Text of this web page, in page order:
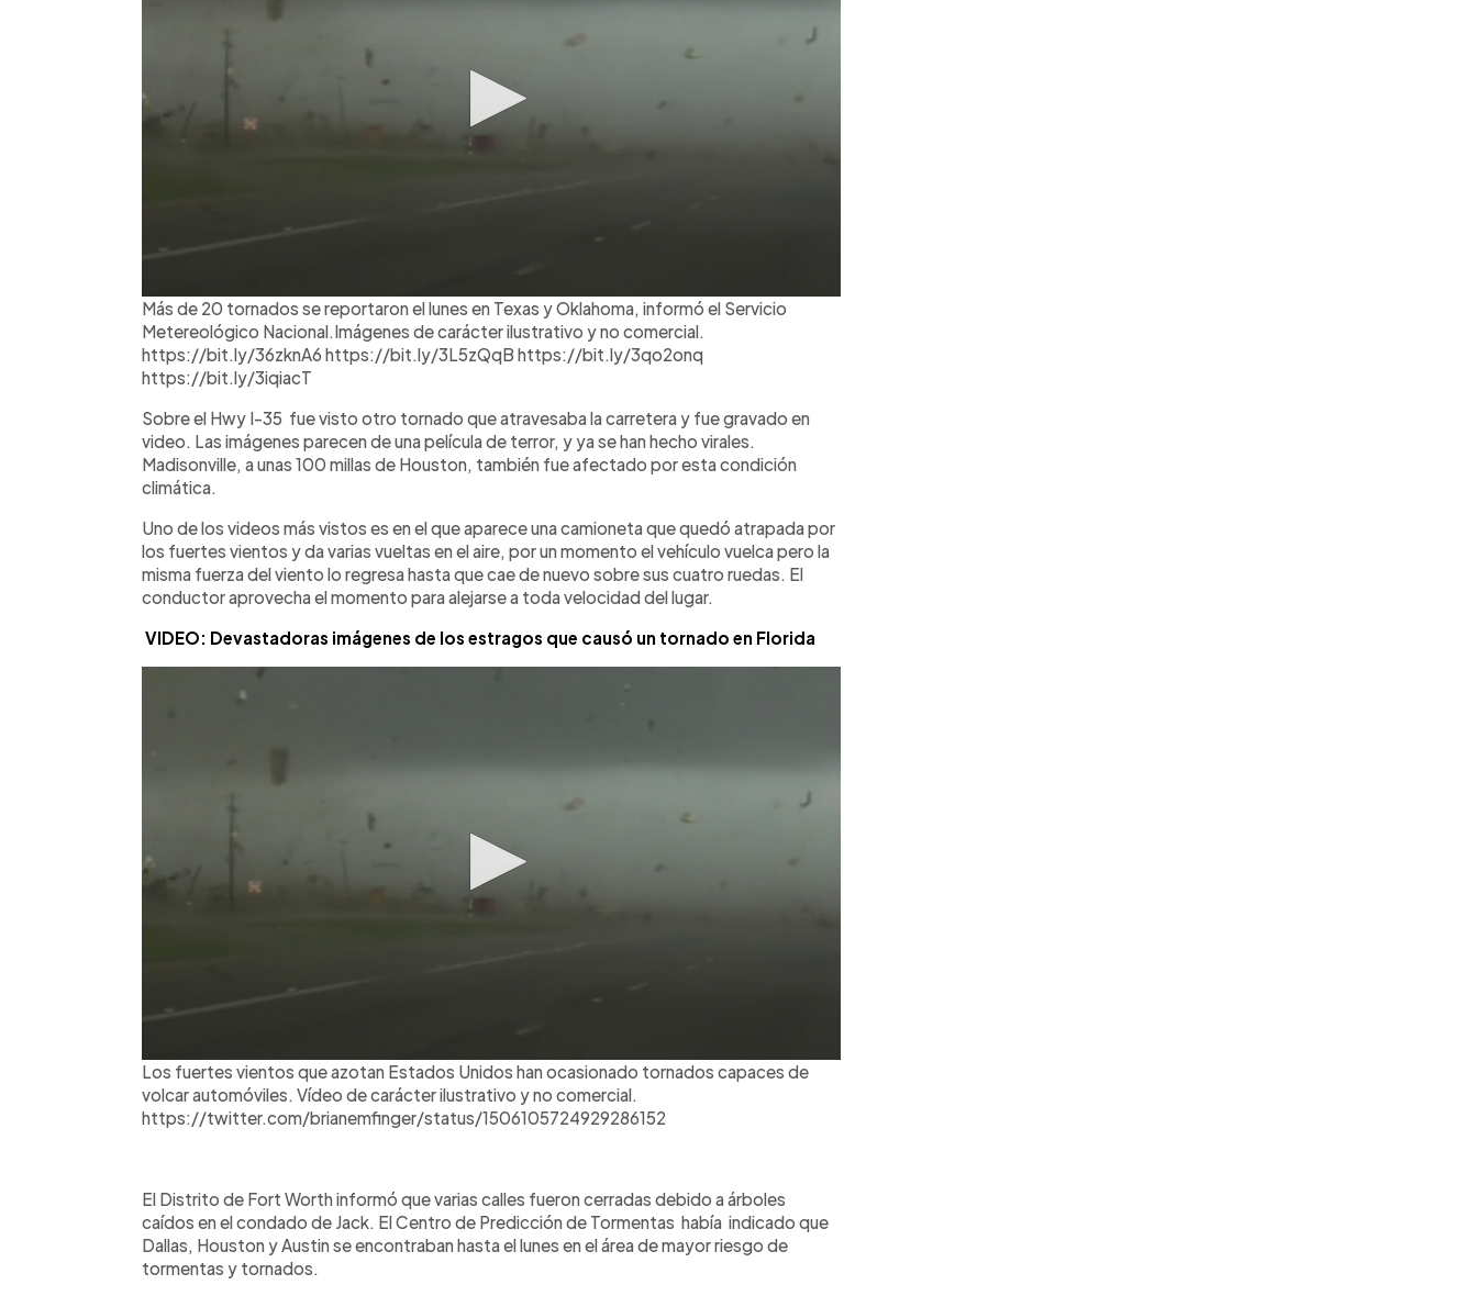
Más de 20 tornados se reportaron el lunes en Texas y Oklahoma, informó el Servicio
Metereológico Nacional.Imágenes de carácter ilustrativo y no comercial.
https://bit.ly/36zknA6 https://bit.ly/3L5zQqB https://bit.ly/3qo2onq
https://bit.ly/3iqiacT
Sobre el Hwy I-35 fue visto otro tornado que atravesaba la carretera y fue gravado en
video. Las imágenes parecen de una película de terror, y ya se han hecho virales.
Madisonville, a unas 100 millas de Houston, también fue afectado por esta condición
climática.
Uno de los videos más vistos es en el que aparece una camioneta que quedó atrapada por
los fuertes vientos y da varias vueltas en el aire, por un momento el vehículo vuelca pero la
misma fuerza del viento lo regresa hasta que cae de nuevo sobre sus cuatro ruedas. El
conductor aprovecha el momento para alejarse a toda velocidad del lugar.
VIDEO: Devastadoras imágenes de los estragos que causó un tornado en Florida
Los fuertes vientos que azotan Estados Unidos han ocasionado tornados capaces de
volcar automóviles. Vídeo de carácter ilustrativo y no comercial.
https://twitter.com/brianemfinger/status/1506105724929286152
El Distrito de Fort Worth informó que varias calles fueron cerradas debido a árboles
caídos en el condado de Jack. El Centro de Predicción de Tormentas había indicado que
Dallas, Houston y Austin se encontraban hasta el lunes en el área de mayor riesgo de
tormentas y tornados.